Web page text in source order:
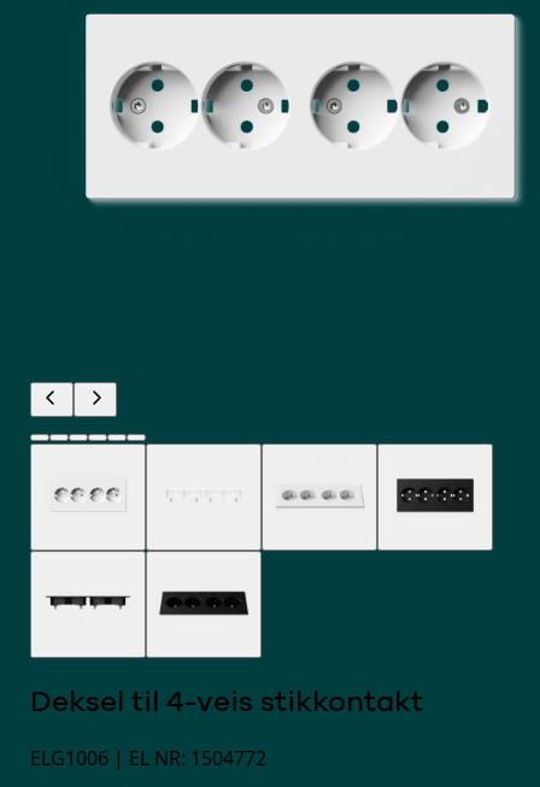
Deksel til 4-veis stikkontakt
ELG1006 | EL NR: 1504772